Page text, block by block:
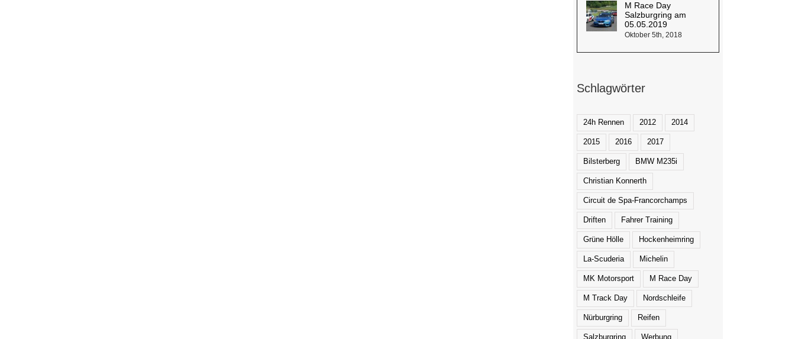
M Race Day
Salzburgring am
05.05.2019
Oktober 5th, 2018
Schlagwörter
24h Rennen 2012 2014
2015 2016 2017
Bilsterberg BMW M235i
Christian Konnerth
Circuit de Spa-Francorchamps
Driften Fahrer Training
Grüne Hölle Hockenheimring
La-Scuderia Michelin
MK Motorsport M Race Day
M Track Day Nordschleife
Nürburgring Reifen
Salzburgring Werbung